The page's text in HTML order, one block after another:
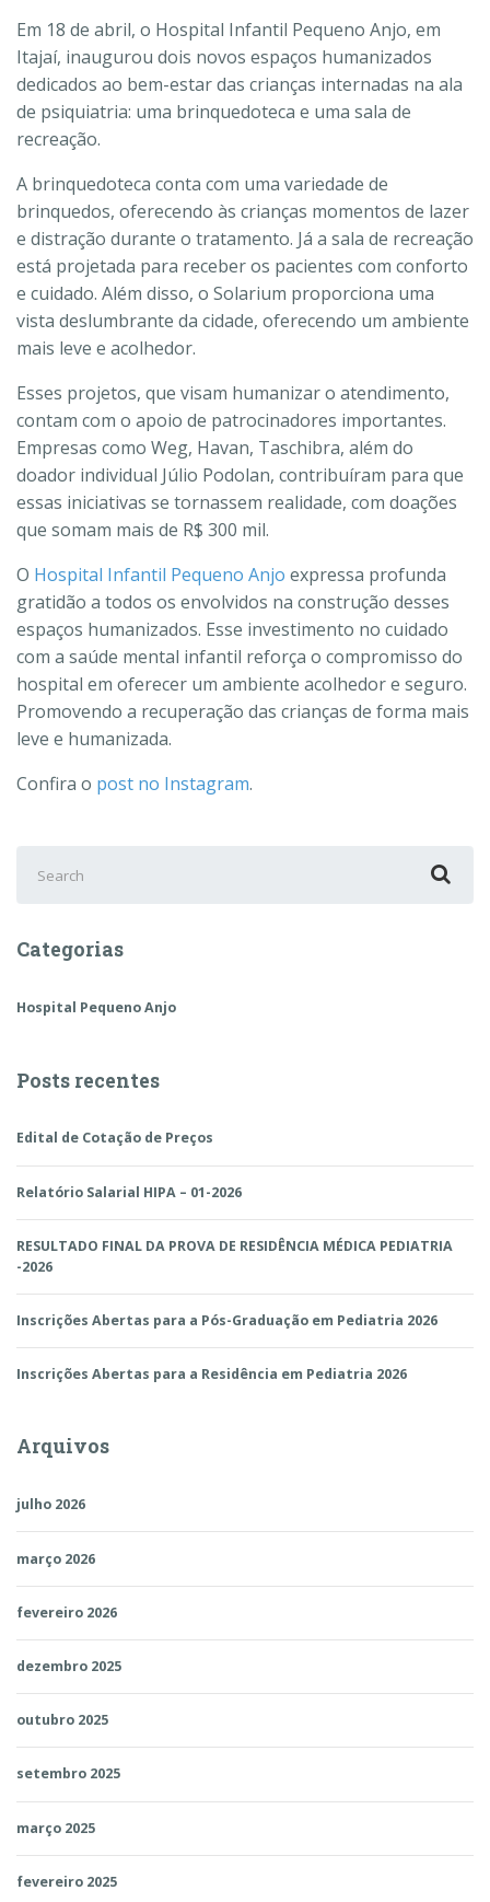
Em 18 de abril, o Hospital Infantil Pequeno Anjo, em
Itajaí, inaugurou dois novos espaços humanizados
dedicados ao bem-estar das crianças internadas na ala
de psiquiatria: uma brinquedoteca e uma sala de
recreação.
A brinquedoteca conta com uma variedade de
brinquedos, oferecendo às crianças momentos de lazer
e distração durante o tratamento. Já a sala de recreação
está projetada para receber os pacientes com conforto
e cuidado. Além disso, o Solarium proporciona uma
vista deslumbrante da cidade, oferecendo um ambiente
mais leve e acolhedor.
Esses projetos, que visam humanizar o atendimento,
contam com o apoio de patrocinadores importantes.
Empresas como Weg, Havan, Taschibra, além do
doador individual Júlio Podolan, contribuíram para que
essas iniciativas se tornassem realidade, com doações
que somam mais de R$ 300 mil.
O Hospital Infantil Pequeno Anjo expressa profunda
gratidão a todos os envolvidos na construção desses
espaços humanizados. Esse investimento no cuidado
com a saúde mental infantil reforça o compromisso do
hospital em oferecer um ambiente acolhedor e seguro.
Promovendo a recuperação das crianças de forma mais
leve e humanizada.
Confira o post no Instagram.
for:
Categorias
Hospital Pequeno Anjo
Posts recentes
Edital de Cotação de Preços
Relatório Salarial HIPA – 01-2026
RESULTADO FINAL DA PROVA DE RESIDÊNCIA MÉDICA PEDIATRIA
-2026
Inscrições Abertas para a Pós-Graduação em Pediatria 2026
Inscrições Abertas para a Residência em Pediatria 2026
Arquivos
julho 2026
março 2026
fevereiro 2026
dezembro 2025
outubro 2025
setembro 2025
março 2025
fevereiro 2025